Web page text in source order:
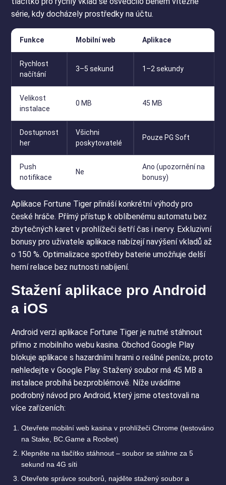
série, kdy docházely prostředky na účtu.
Funkce Mobilní web Aplikace
Rychlost
načítání
3–5 sekund 1–2 sekundy
Velikost
instalace
0 MB 45 MB
Dostupnost
her
Všichni
poskytovatelé
Pouze PG Soft
Push
notifikace
Ne
Ano (upozornění na
bonusy)
Aplikace Fortune Tiger přináší konkrétní výhody pro
české hráče. Přímý přístup k oblíbenému automatu bez
zbytečných karet v prohlížeči šetří čas i nervy. Exkluzivní
bonusy pro uživatele aplikace nabízejí navýšení vkladů až
o 150 %. Optimalizace spotřeby baterie umožňuje delší
herní relace bez nutnosti nabíjení.
Stažení aplikace pro Android
a iOS
Android verzi aplikace Fortune Tiger je nutné stáhnout
přímo z mobilního webu kasina. Obchod Google Play
blokuje aplikace s hazardními hrami o reálné peníze, proto
nehledejte v Google Play. Stažený soubor má 45 MB a
instalace probíhá bezproblémově. Níže uvádíme
podrobný návod pro Android, který jsme otestovali na
více zařízeních:
Otevřete mobilní web kasina v prohlížeči Chrome (testováno
na Stake, BC.Game a Roobet)
Klepněte na tlačítko stáhnout – soubor se stáhne za 5
sekund na 4G síti
Otevřete správce souborů, najděte stažený soubor a